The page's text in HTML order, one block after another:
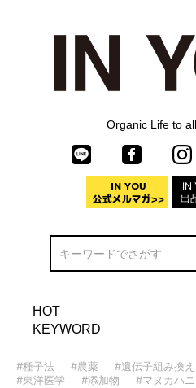
Organic Life to
IN
出
HOT
KEYWORD
#種子法 #農薬 #遺伝子組み換え
#東洋医学
#添加物 #マヌカハ